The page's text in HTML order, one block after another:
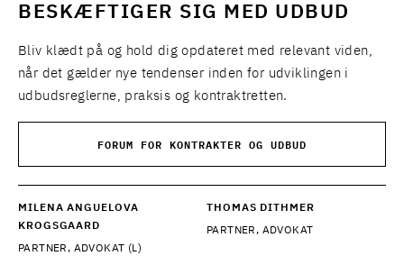
BESKÆFTIGER SIG MED UDBUD
Bliv klædt på og hold dig opdateret med relevant viden,
når det gælder nye tendenser inden for udviklingen i
udbudsreglerne, praksis og kontraktretten.
FORUM FOR KONTRAKTER OG UDBUD
MILENA ANGUELOVA
KROGSGAARD
PARTNER, ADVOKAT (L)
THOMAS DITHMER
PARTNER, ADVOKAT